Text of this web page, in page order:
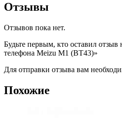
Отзывы
Отзывов пока нет.
Будьте первым, кто оставил
телефона Meizu M1 (BT43)»
Для отправки отзыва вам
Похожие